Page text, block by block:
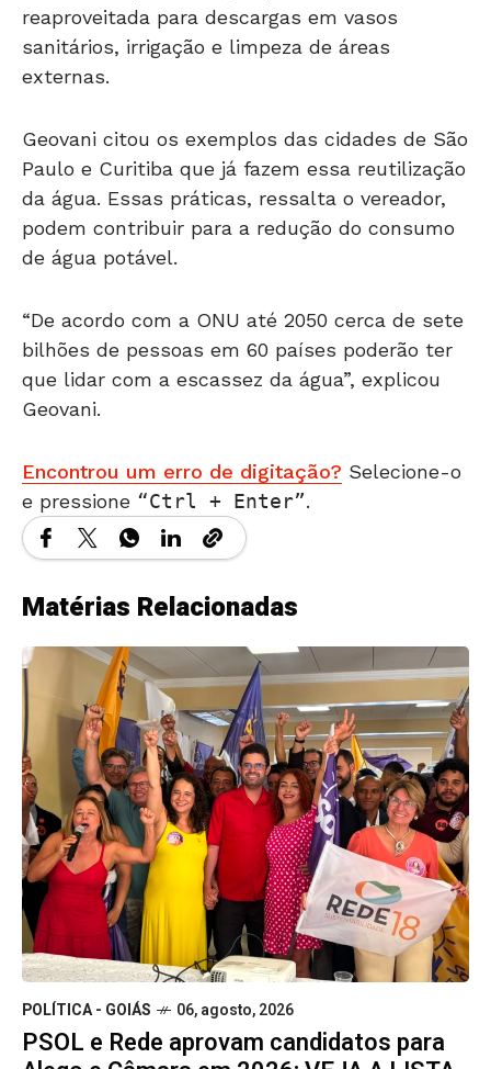
reaproveitada para descargas em vasos
sanitários, irrigação e limpeza de áreas
externas.
Geovani citou os exemplos das cidades de São
Paulo e Curitiba que já fazem essa reutilização
da água. Essas práticas, ressalta o vereador,
podem contribuir para a redução do consumo
de água potável.
“De acordo com a ONU até 2050 cerca de sete
bilhões de pessoas em 60 países poderão ter
que lidar com a escassez da água”, explicou
Geovani.
Encontrou um erro de digitação? Selecione-o
e pressione
Ctrl + Enter .
Matérias Relacionadas
POLÍTICA - GOIÁS 06, agosto, 2026
PSOL e Rede aprovam candidatos para